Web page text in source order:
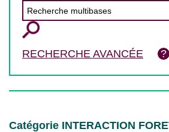
RECHERCHE AVANCÉE
Catégorie INTERACTION